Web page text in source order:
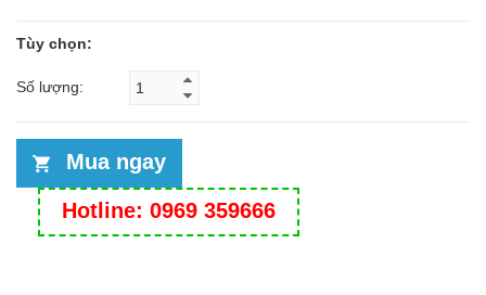
Tùy chọn:
Số lượng:
Mua ngay
Hotline: 0969 359666